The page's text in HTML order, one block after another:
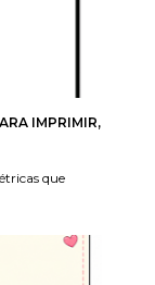
IMPRIMIR,
que